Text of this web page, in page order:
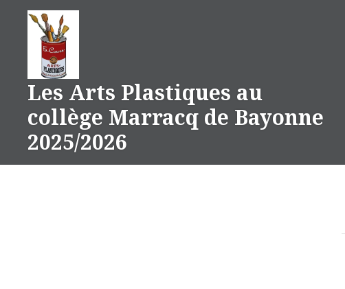
Les Arts Plastiques au
collège Marracq de Bayonne
2025/2026